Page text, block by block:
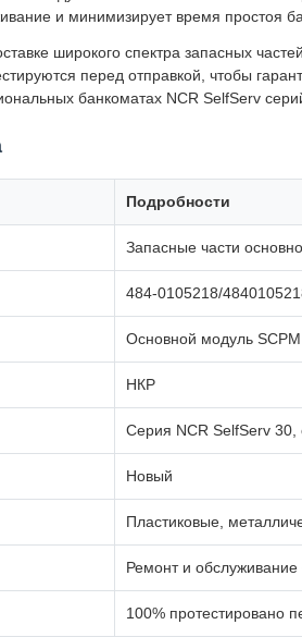
и минимизирует время простоя
широкого спектра запасных
перед отправкой, чтобы
банкоматах NCR SelfServ
Подробности
Запасные части
484-0105218/
Основной модуль SCPM
НКР
Серия NCR SelfServ 30,
Новый
Пластиковые,
Ремонт и обслуживание
100% протестировано